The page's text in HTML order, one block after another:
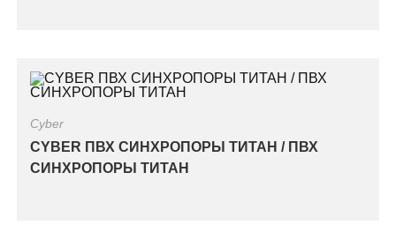
Cyber
CYBER ПВХ СИНХРОПОРЫ ТИТАН / ПВХ
СИНХРОПОРЫ ТИТАН